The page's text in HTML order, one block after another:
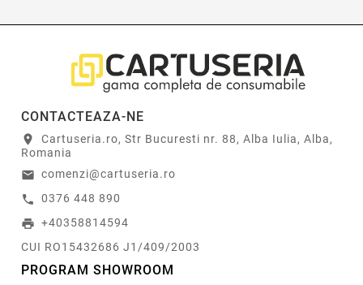
CONTACTEAZA-NE
location_on
Cartuseria.ro, Str Bucuresti nr. 88, Alba Iulia, Alba,
Romania
email comenzi@cartuseria.ro
call 0376 448 890
print +40358814594
CUI RO15432686 J1/409/2003
PROGRAM SHOWROOM